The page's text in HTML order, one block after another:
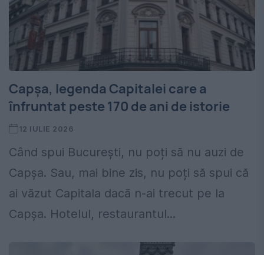
Capșa, legenda Capitalei care a
înfruntat peste 170 de ani de istorie
12 IULIE 2026
Când spui București, nu poți să nu auzi de
Capșa. Sau, mai bine zis, nu poți să spui că
ai văzut Capitala dacă n-ai trecut pe la
Capșa. Hotelul, restaurantul...